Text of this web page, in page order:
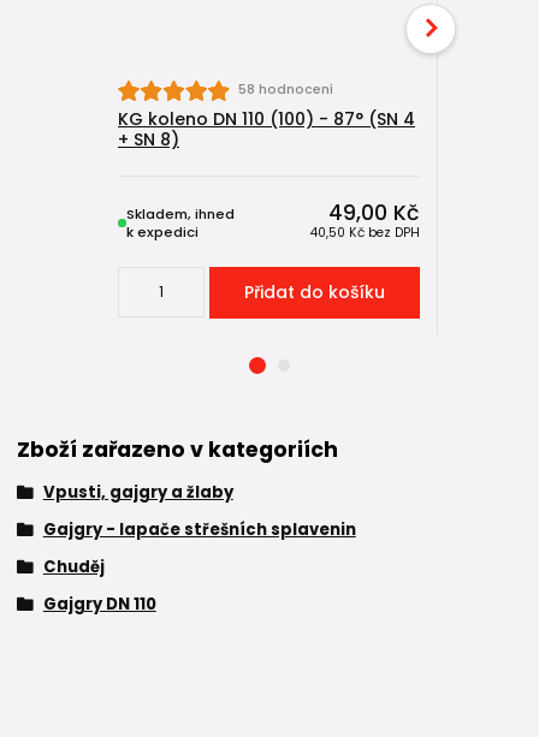
58 hodnocení
KG koleno DN 110 (100) - 87° (SN 4
+ SN 8)
49,00 Kč
40,50 Kč bez DPH
Skladem, ihned
k expedici
Přidat do košíku
Zboží zařazeno v kategoriích
Vpusti, gajgry a žlaby
Gajgry - lapače střešních splavenin
Chuděj
Gajgry DN 110